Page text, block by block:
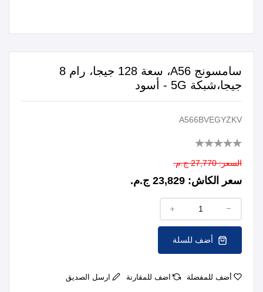
سامسونج A56، سعة 128 جيجا، رام 8
جيجا،شبكة 5G - أسود
A566BVEGYZKV
السعر: 27,770 ج.م.
سعر الكاش: 23,829 ج.م.
أضف للسلة
أضف للمفضلة اضف للمقارنة ارسل الصديق